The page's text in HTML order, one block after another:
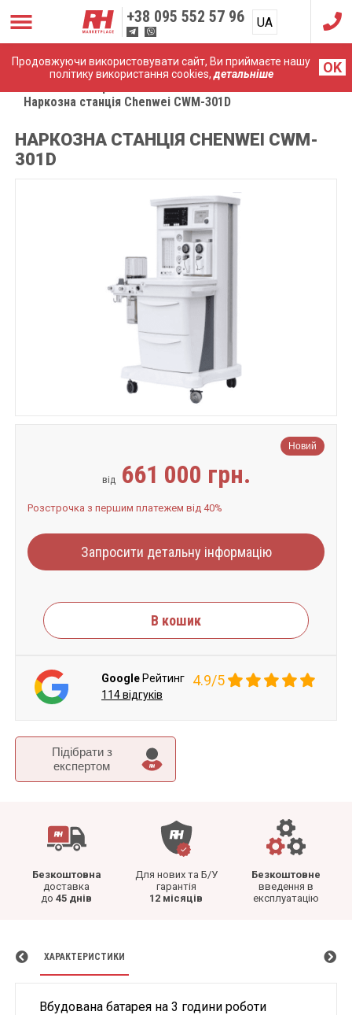
Продовжуючи використовувати сайт, Ви приймаєте нашу
політику використання cookies,детальніше OK
+38 095 552 57 96 UA
RU
Наркозна станція Chenwei CWM-301D
НАРКОЗНА СТАНЦІЯ CHENWEI CWM-
301D
Підібрати з
експертом
Безкоштовна
доставка
до 45 днів
Для нових та Б/У
гарантія
12 місяців
Безкоштовне
введення в
експлуатацію
Новий
від 661 000 грн.
Розстрочка з першим платежем від 40%
Запросити детальну інформацію
В кошик
Google Рейтинг 4.9/5
114 відгуків
ХАРАКТЕРИСТИКИ
Вбудована батарея на 3 години роботи